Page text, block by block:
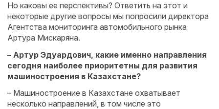
Но каковы ее перспективы? Ответить на этот и
некоторые другие вопросы мы попросили директора
Агентства мониторинга автомобильного рынка
Артура Мискаряна.
– Артур Эдуардович, какие именно направления
сегодня наиболее приоритетны для развития
машиностроения в Казахстане?
– Машиностроение в Казахстане охватывает
несколько направлений, в том числе это